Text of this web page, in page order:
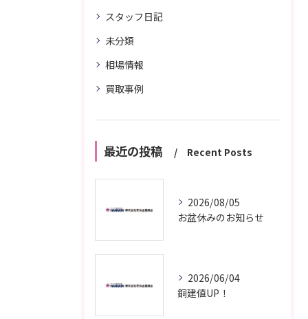
スタッフ日記
未分類
相場情報
買取事例
最近の投稿 Recent Posts
2026/08/05
お盆休みのお知らせ
2026/06/04
銅建値UP！